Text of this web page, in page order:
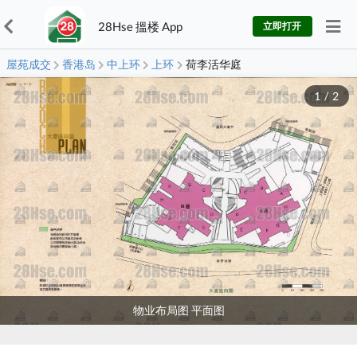
28Hse 搵楼 App 立即打开
屋苑成交 香港岛 中上环 上环 荷李活华庭
物业布局图 平面图
1 / 2